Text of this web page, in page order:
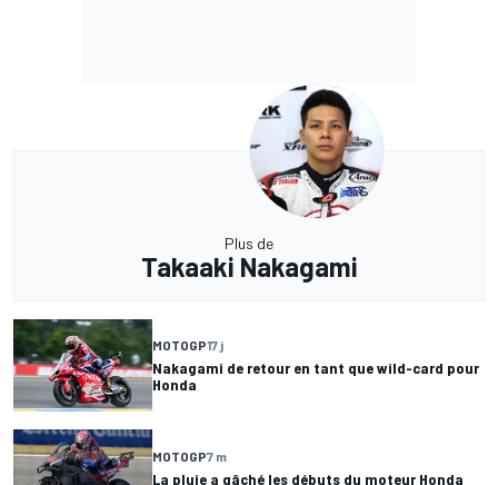
Plus de
Takaaki Nakagami
MOTOGP17 j
Nakagami de retour en tant que wild-card pour
Honda
MOTOGP7 m
La pluie a gâché les débuts du moteur Honda